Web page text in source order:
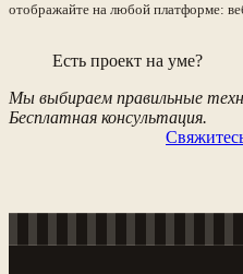
отображайте на любой платформе:
Есть проект на уме?
Мы выбираем правильные
Бесплатная консультация.